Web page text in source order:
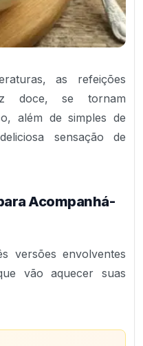
as refeições
doce, se tornam
além de simples de
sensação de
Acompanhá-
versões envolventes
vão aquecer suas